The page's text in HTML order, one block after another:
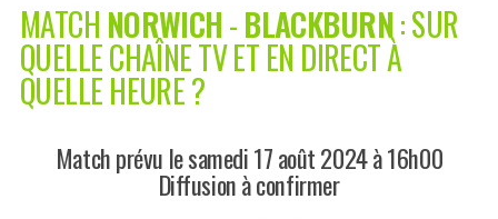
MATCH NORWICH-BLACKBURN: SUR
QUELLE CHAÎNE TV ET EN DIRECT À
QUELLE HEURE ?
Match prévu le samedi 17 août 2024 à 16h00
Diffusion à confirmer